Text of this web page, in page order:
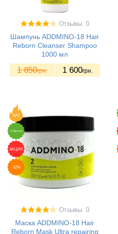
Отзывы: 0
Шампунь ADDMINO-18 Hair
Reborn Cleanser Shampoo
1000 мл
1 850грн. 1 600грн.
ХИТ
НОВИНКА
АКЦИЯ
-22%
Отзывы: 0
Маска ADDMINO-18 Hair
Reborn Mask Ultra repairing